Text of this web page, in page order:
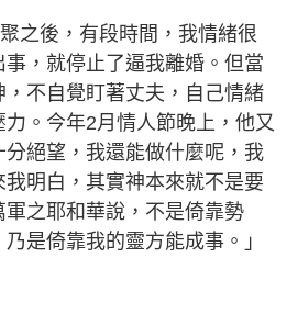
後，有段時間，我情緒很
，就停止了逼我離婚。但當
不自覺盯著丈夫，自己情緒
。今年2月情人節晚上，他又
絕望，我還能做什麼呢，我
明白，其實神本來就不是要
之耶和華說，不是倚靠勢
是倚靠我的靈方能成事。」